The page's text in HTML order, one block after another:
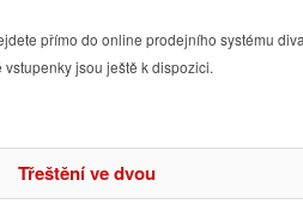
přímo do online prodejního systému
jsou ještě k dispozici.
Třeštění ve dvou